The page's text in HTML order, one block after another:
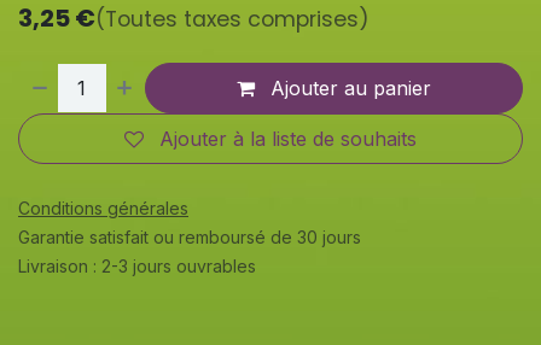
3,25€(Toutes taxes comprises)
Ajouter au panier
Ajouter à la liste de souhaits
Conditions générales
Garantie satisfait ou remboursé de 30 jours
Livraison : 2-3 jours ouvrables